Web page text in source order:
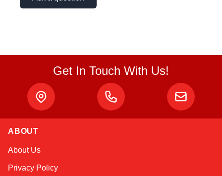
Get In Touch With Us!
ABOUT
About Us
Privacy Policy